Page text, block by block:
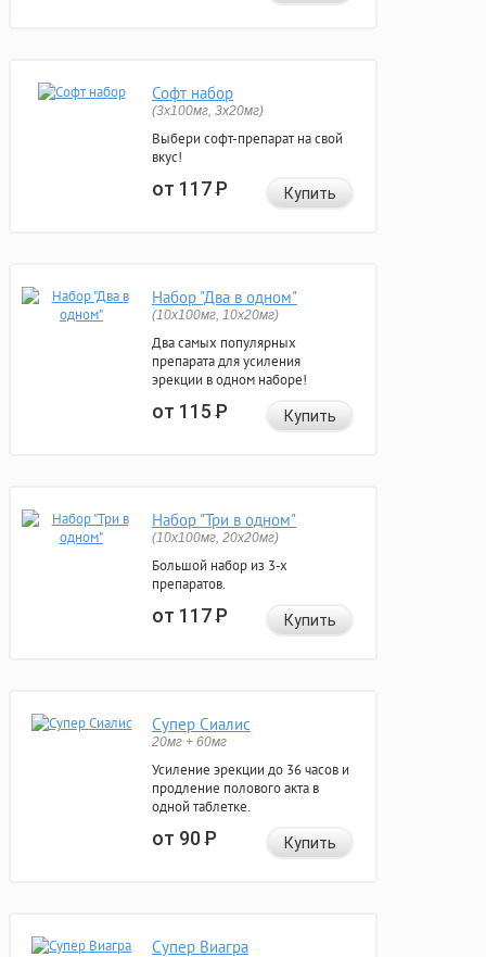
Софт набор
(3x100мг, 3x20мг)
Выбери софт-препарат на свой
вкус!
от 117Р Купить
Набор "Два в одном"
(10x100мг, 10x20мг)
Два самых популярных
препарата для усиления
эрекции в одном наборе!
от 115Р Купить
Набор "Три в одном"
(10x100мг, 20x20мг)
Большой набор из 3-х
препаратов.
от 117Р Купить
Супер Сиалис
20мг + 60мг
Усиление эрекции до 36 часов и
продление полового акта в
одной таблетке.
от 90Р Купить
Супер Виагра